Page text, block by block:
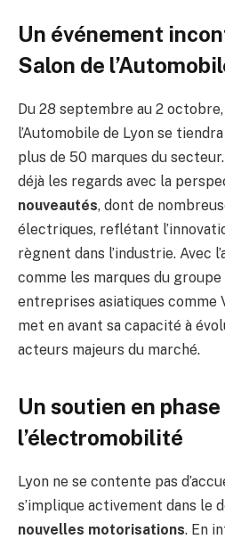
Un événement
Salon de
Du 28 septembre au 2
l’Automobile de Lyon se tiendra
plus de 50 marques du
déjà les regards avec la
nouveautés, dont de
électriques, reflétant
règnent dans l’industrie. Avec
comme les marques du
entreprises asiatiques comme
met en avant sa capacité à
acteurs majeurs du marché.
Un soutien en phase
l’électromobilité
Lyon ne se contente pas
s’implique activement dans le
nouvelles motorisations. En